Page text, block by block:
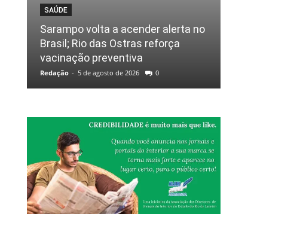
SAÚDE
Sarampo volta a acender alerta no
Brasil; Rio das Ostras reforça
vacinação preventiva
Redação - 5 de agosto de 2026 0